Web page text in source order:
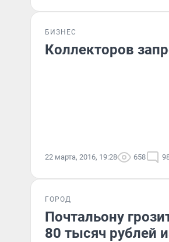
БИЗНЕС
Коллекторов
22 марта, 2016, 19:28 658
ГОРОД
Почтальону
80 тысяч рублей